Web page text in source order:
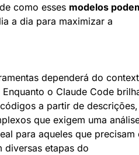
como esses modelos
a dia para maximizar a
dependerá do
o Claude Code
a partir de descrições,
que exigem uma
para aqueles que precisam
diversas etapas do